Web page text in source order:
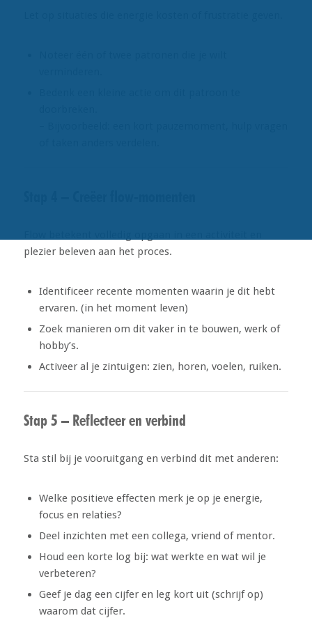
plezier beleven aan het proces.
Identificeer recente momenten waarin je dit hebt
ervaren. (in het moment leven)
Zoek manieren om dit vaker in te bouwen, werk of
hobby’s.
Activeer al je zintuigen: zien, horen, voelen, ruiken.
Stap 5 – Reflecteer en verbind
Sta stil bij je vooruitgang en verbind dit met anderen:
Welke positieve effecten merk je op je energie,
focus en relaties?
Deel inzichten met een collega, vriend of mentor.
Houd een korte log bij: wat werkte en wat wil je
verbeteren?
Geef je dag een cijfer en leg kort uit (schrijf op)
waarom dat cijfer.